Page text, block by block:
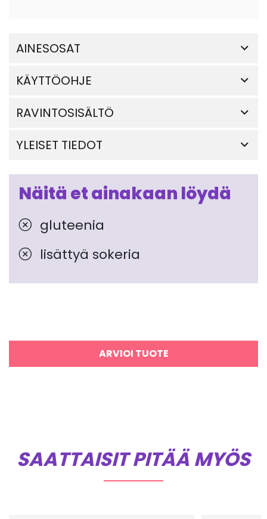
AINESOSAT
KÄYTTÖOHJE
RAVINTOSISÄLTÖ
YLEISET TIEDOT
Näitä et ainakaan löydä
gluteenia
lisättyä sokeria
ARVIOI TUOTE
SAATTAISIT PITÄÄ MYÖS